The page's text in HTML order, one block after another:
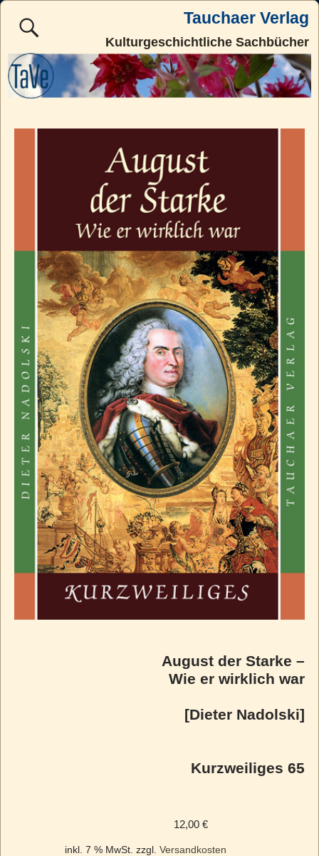
Tauchaer Verlag
Kulturgeschichtliche Sachbücher
August der Starke –
Wie er wirklich war
[Dieter Nadolski]
Kurzweiliges 65
12,00 €
inkl. 7 % MwSt. zzgl. Versandkosten